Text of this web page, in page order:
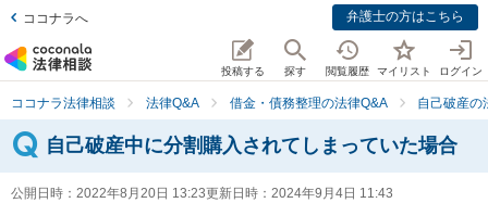
ココナラへ 弁護士の方はこちら
投稿する 探す 閲覧履歴 マイリスト ログイン
ココナラ法律相談 法律Q&A 借金・債務整理の法律Q&A 自己破産の
自己破産中に分割購入されてしまっていた場合
公開日時： 2022年8月20日 13:23更新日時： 2024年9月4日 11:43